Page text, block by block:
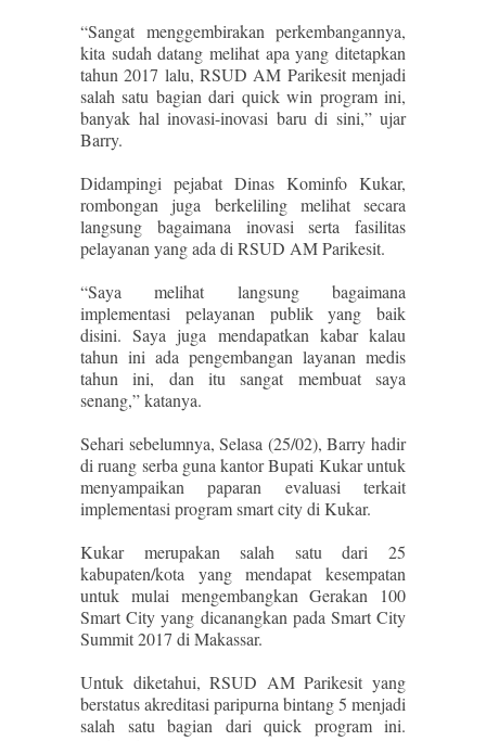
“Sangat menggembirakan perkembangannya,
kita sudah datang melihat apa yang ditetapkan
tahun 2017 lalu, RSUD AM Parikesit menjadi
salah satu bagian dari quick win program ini,
banyak hal inovasi-inovasi baru di sini,” ujar
Barry.
Didampingi pejabat Dinas Kominfo Kukar,
rombongan juga berkeliling melihat secara
langsung bagaimana inovasi serta fasilitas
pelayanan yang ada di RSUD AM Parikesit.
“Saya melihat langsung bagaimana
implementasi pelayanan publik yang baik
disini. Saya juga mendapatkan kabar kalau
tahun ini ada pengembangan layanan medis
tahun ini, dan itu sangat membuat saya
senang,” katanya.
Sehari sebelumnya, Selasa (25/02), Barry hadir
di ruang serba guna kantor Bupati Kukar untuk
menyampaikan paparan evaluasi terkait
implementasi program smart city di Kukar.
Kukar merupakan salah satu dari 25
kabupaten/kota yang mendapat kesempatan
untuk mulai mengembangkan Gerakan 100
Smart City yang dicanangkan pada Smart City
Summit 2017 di Makassar.
Untuk diketahui, RSUD AM Parikesit yang
berstatus akreditasi paripurna bintang 5 menjadi
salah satu bagian dari quick program ini.